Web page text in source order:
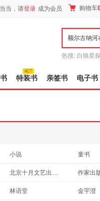
当，请登录 成为会员 购物车
热搜: 白狼星
特装书 亲签书 电子书
小说
童书
考试
动漫/幽
北京十月文艺出版社
作家出
译林出版社
五洲传
林语堂
金宇澄